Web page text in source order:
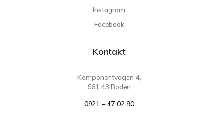
Instagram
Facebook
Kontakt
Komponentvägen 4,
961 43 Boden
0921 – 47 02 90